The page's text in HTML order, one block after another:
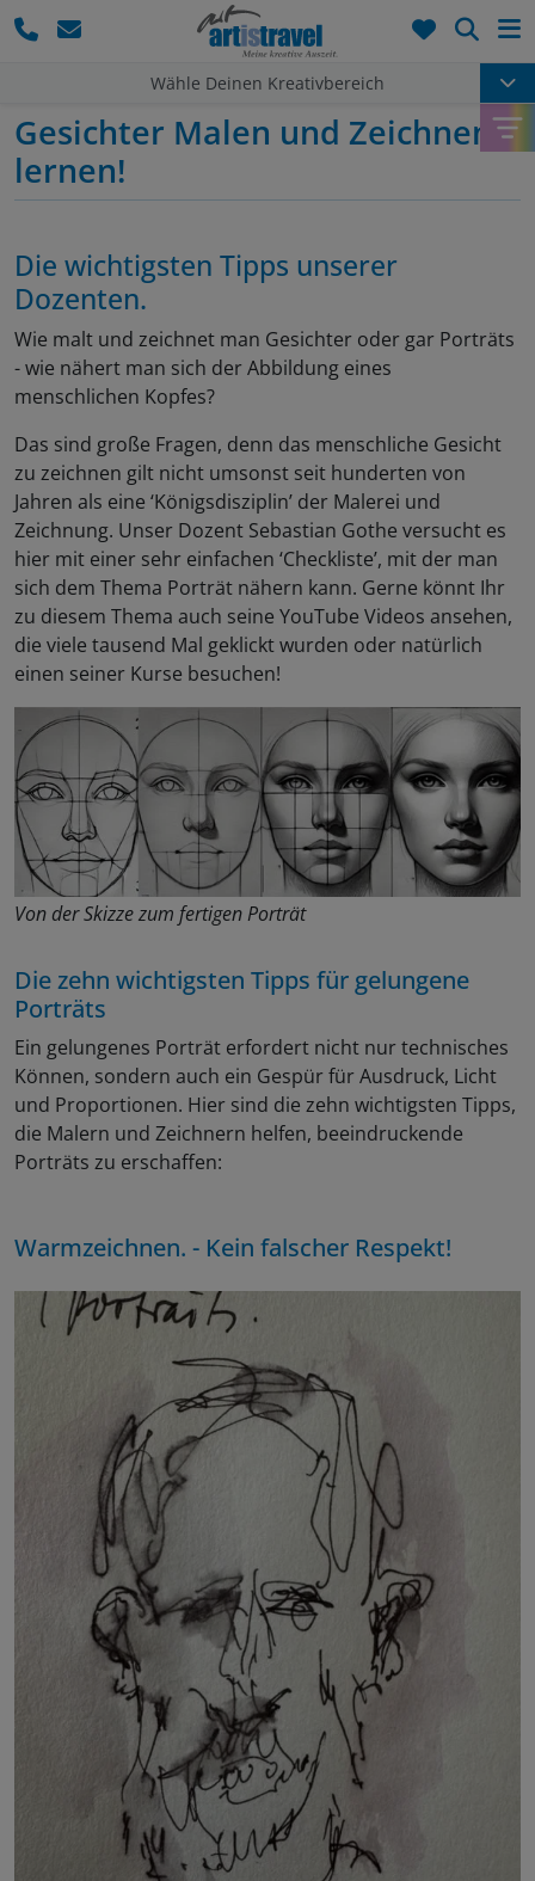
Wähle Deinen Kreativbereich
Gesichter Malen und Zeichnen
lernen!
Die wichtigsten Tipps unserer
Dozenten.
Wie malt und zeichnet man Gesichter oder gar Porträts
- wie nähert man sich der Abbildung eines
menschlichen Kopfes?
Das sind große Fragen, denn das menschliche Gesicht
zu zeichnen gilt nicht umsonst seit hunderten von
Jahren als eine ‘Königsdisziplin’ der Malerei und
Zeichnung. Unser Dozent Sebastian Gothe versucht es
hier mit einer sehr einfachen ‘Checkliste’, mit der man
sich dem Thema Porträt nähern kann. Gerne könnt Ihr
zu diesem Thema auch seine YouTube Videos ansehen,
die viele tausend Mal geklickt wurden oder natürlich
einen seiner Kurse besuchen!
Von der Skizze zum fertigen Porträt
Die zehn wichtigsten Tipps für gelungene
Porträts
Ein gelungenes Porträt erfordert nicht nur technisches
Können, sondern auch ein Gespür für Ausdruck, Licht
und Proportionen. Hier sind die zehn wichtigsten Tipps,
die Malern und Zeichnern helfen, beeindruckende
Porträts zu erschaffen:
Warmzeichnen. - Kein falscher Respekt!